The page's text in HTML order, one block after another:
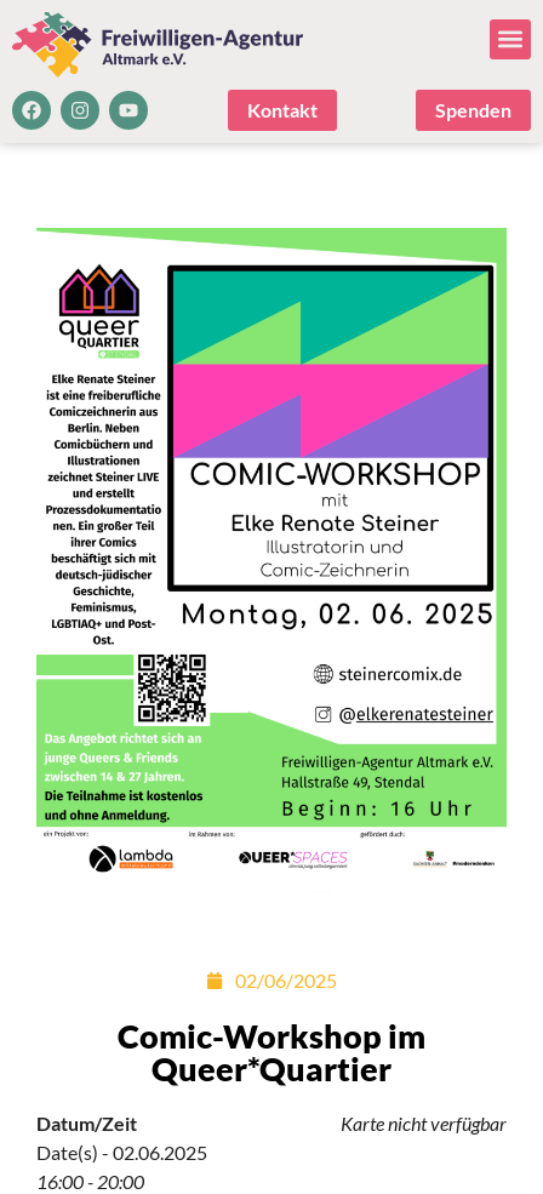
Kontakt Spenden
02/06/2025
Comic-Workshop im
Queer*Quartier
Karte nicht verfügbar
Datum/Zeit
Date(s) - 02.06.2025
16:00 - 20:00